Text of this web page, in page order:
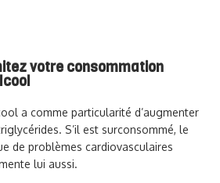
votre consommation
a comme particularité d’augmenter
S’il est surconsommé, le
de problèmes cardiovasculaires
lui aussi.